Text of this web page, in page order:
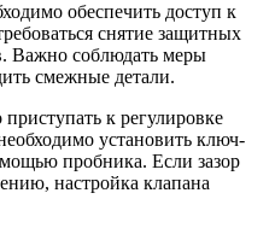
обеспечить доступ к
снятие защитных
Важно соблюдать меры
смежные детали.
к регулировке
установить ключ-
пробника. Если зазор
настройка клапана